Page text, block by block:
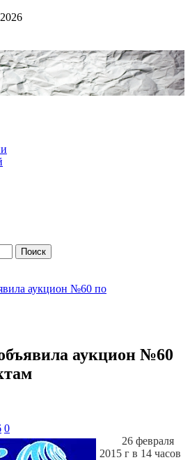
Поиск
аукцион №60 по
аукцион №60
0
26 февраля
2015 г в 14 часов